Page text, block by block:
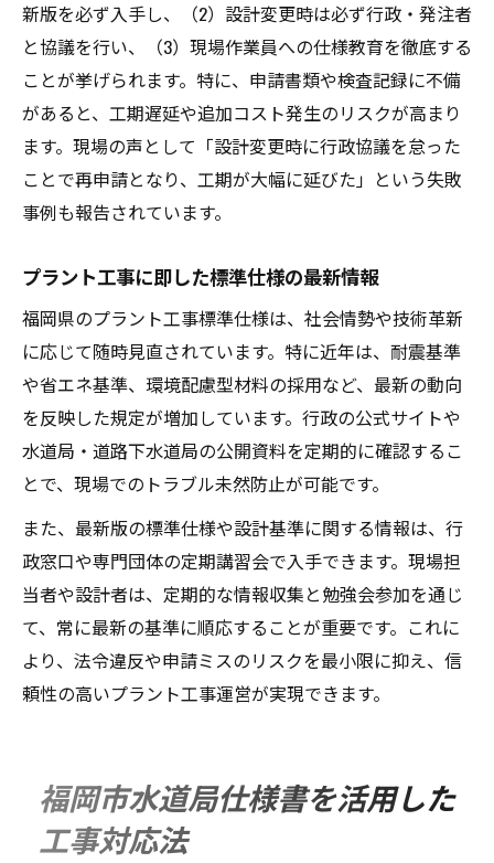
新版を必ず入手し、（2）設計変更時は必ず行政・発注者
と協議を行い、（3）現場作業員への仕様教育を徹底する
ことが挙げられます。特に、申請書類や検査記録に不備
があると、工期遅延や追加コスト発生のリスクが高まり
ます。現場の声として「設計変更時に行政協議を怠った
ことで再申請となり、工期が大幅に延びた」という失敗
事例も報告されています。
プラント工事に即した標準仕様の最新情報
福岡県のプラント工事標準仕様は、社会情勢や技術革新
に応じて随時見直されています。特に近年は、耐震基準
や省エネ基準、環境配慮型材料の採用など、最新の動向
を反映した規定が増加しています。行政の公式サイトや
水道局・道路下水道局の公開資料を定期的に確認するこ
とで、現場でのトラブル未然防止が可能です。
また、最新版の標準仕様や設計基準に関する情報は、行
政窓口や専門団体の定期講習会で入手できます。現場担
当者や設計者は、定期的な情報収集と勉強会参加を通じ
て、常に最新の基準に順応することが重要です。これに
より、法令違反や申請ミスのリスクを最小限に抑え、信
頼性の高いプラント工事運営が実現できます。
福岡市水道局仕様書を活用した
工事対応法